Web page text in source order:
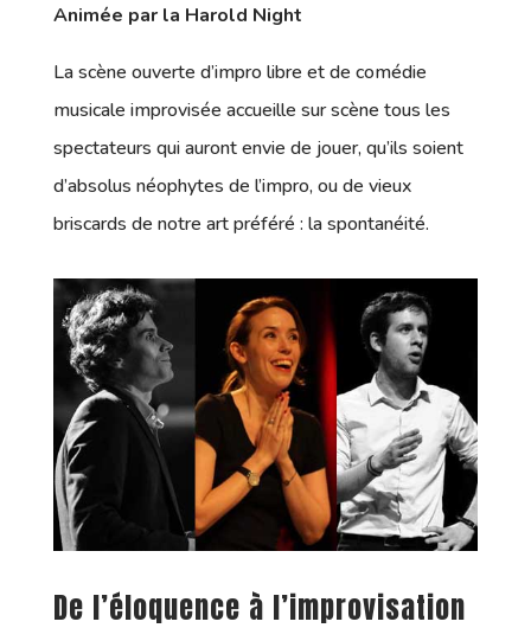
Animée par la Harold Night
La scène ouverte d’impro libre et de comédie
musicale improvisée accueille sur scène tous les
spectateurs qui auront envie de jouer, qu’ils soient
d’absolus néophytes de l’impro, ou de vieux
briscards de notre art préféré : la spontanéité.
De l’éloquence à l’improvisation